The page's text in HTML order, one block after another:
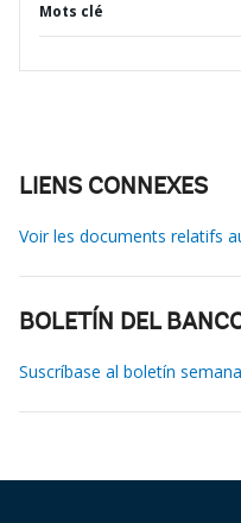
Mots clé
LIENS CONNEXES
Voir les documents relatifs
BOLETÍN DEL
Suscríbase al boletín